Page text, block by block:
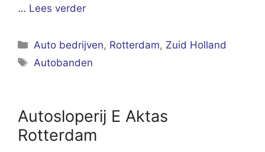
… Lees verder
Categorieën
Auto bedrijven, Rotterdam, Zuid Holland
Tags
Autobanden
Autosloperij E Aktas
Rotterdam